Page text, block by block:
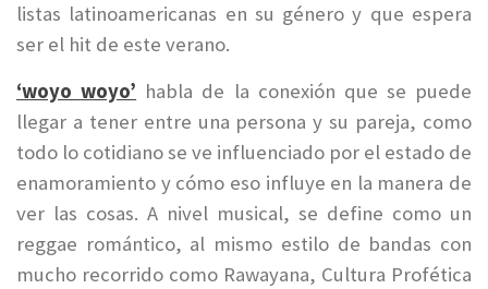
listas latinoamericanas en su género y que espera
ser el hit de este verano.
‘woyo woyo’ habla de la conexión que se puede
llegar a tener entre una persona y su pareja, como
todo lo cotidiano se ve influenciado por el estado de
enamoramiento y cómo eso influye en la manera de
ver las cosas. A nivel musical, se define como un
reggae romántico, al mismo estilo de bandas con
mucho recorrido como Rawayana, Cultura Profética